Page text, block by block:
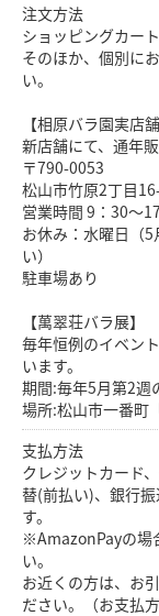
注文方法
ショッピングカー
そのほか、個別に
い。
【相原バラ園実店舗
新店舗にて、通年
〒790-0053
松山市竹原2丁目
営業時間 9：30～
お休み：水曜日（
い）
駐車場あり
【萬翠荘バラ展】
毎年恒例のイベン
います。
期間:毎年5月第2週
場所:松山市一番町
支払方法
クレジットカード
替(前払い)、銀行
す。
※AmazonPayの場
い。
お近くの方は、お
ださい。（お支払